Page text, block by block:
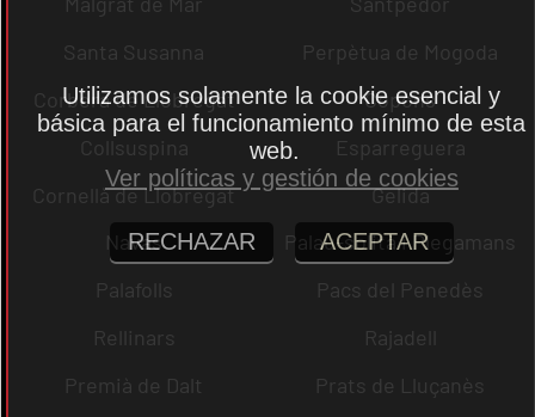
Santa Susanna
Perpètua de Mogoda
Corbera de Llobregat
Copons
Collsuspina
Esparreguera
Cornellà de Llobregat
Gelida
Navas
Palau-solità i Plegamans
Palafolls
Pacs del Penedès
Rellinars
Rajadell
Premià de Dalt
Prats de Lluçanès
Utilizamos solamente la cookie esencial y
básica para el funcionamiento mínimo de esta
web.
Ver políticas y gestión de cookies
RECHAZAR ACEPTAR